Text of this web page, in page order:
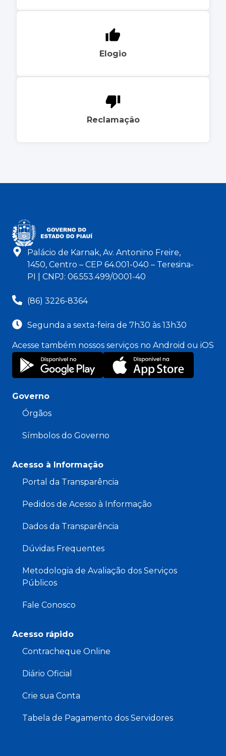
Elogio
Reclamação
Palácio de Karnak, Av. Antonino Freire,
1450, Centro – CEP 64.001-040 – Teresina-
PI | CNPJ: 06.553.499/0001-40
(86) 3226-8364
Segunda a sexta-feira de 7h30 às 13h30
Acesse também nossos serviços no Android ou iOS
Governo
Órgãos
Símbolos do Governo
Acesso à Informação
Portal da Transparência
Pedidos de Acesso à Informação
Dados da Transparência
Dúvidas Frequentes
Metodologia de Avaliação dos Serviços
Públicos
Fale Conosco
Acesso rápido
Contracheque Online
Diário Oficial
Crie sua Conta
Tabela de Pagamento dos Servidores